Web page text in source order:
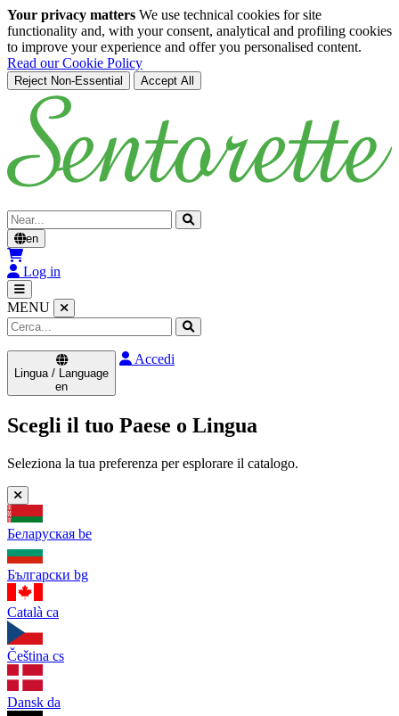
Your privacy matters We use technical cookies for site
functionality and, with your consent, analytical and profiling cookies
to improve your experience and offer you personalised content.
Read our Cookie Policy
Reject Non-Essential Accept All
Skip to main content
Cerca
en
Log in
MENU
Lingua / Language
en
Accedi
Scegli il tuo Paese o Lingua
Seleziona la tua preferenza per esplorare il catalogo.
Беларуская be
Български bg
Català ca
Čeština cs
Dansk da